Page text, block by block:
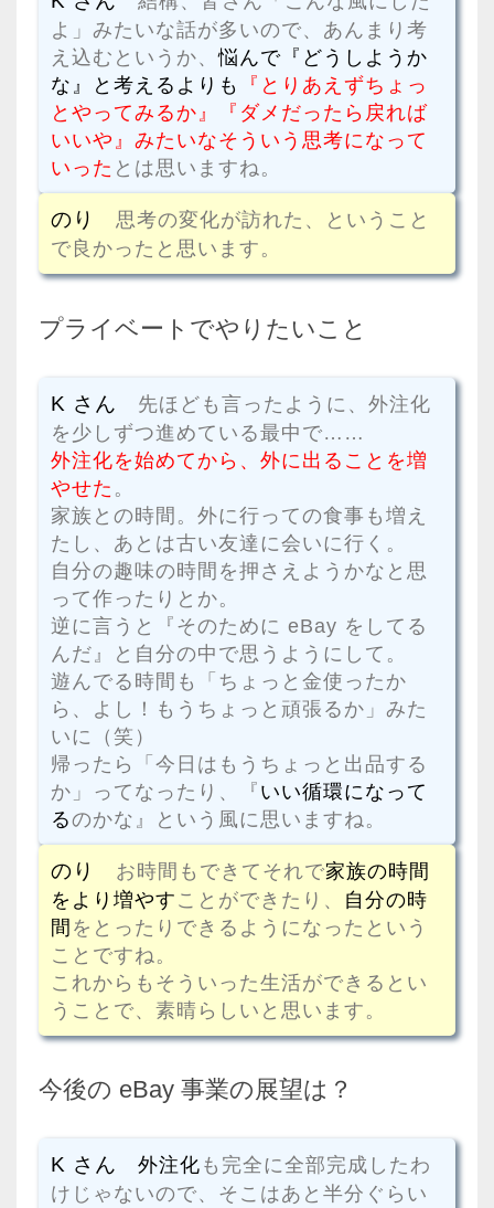
よ」みたいな話が多いので、あんまり考
え込むというか、悩んで『どうしようか
な』と考えるよりも
『とりあえずちょっ
とやってみるか』『ダメだったら戻れば
いいや』みたいなそういう思考になって
いった とは思いますね。
のり
思考の変化が訪れた、ということ
で良かったと思います。
プライベートでやりたいこと
K さん 先ほども言ったように、外注化
を少しずつ進めている最中で……
外注化を始めてから、外に出ることを増
やせた 。
家族との時間。外に行っての食事も増え
たし、あとは古い友達に会いに行く。
自分の趣味の時間を押さえようかなと思
って作ったりとか。
逆に言うと『そのために eBay をしてる
んだ』と自分の中で思うようにして。
遊んでる時間も「ちょっと金使ったか
ら、よし！もうちょっと頑張るか」みた
いに（笑）
帰ったら「今日はもうちょっと出品する
か」ってなったり、『いい循環になって
るのかな』という風に思いますね。
のり お時間もできてそれで家族の時間
をより増やすことができたり、 自分の時
間をとったりできるようになったという
ことですね。
これからもそういった生活ができるとい
うことで、素晴らしいと思います。
今後の eBay 事業の展望は？
K さん 外注化も完全に全部完成したわ
けじゃないので、そこはあと半分ぐらい